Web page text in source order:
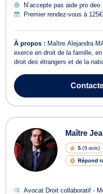
N’accepte pas aide pro deo
Premier rendez-vous à
À propos : Maître Alejandra
exerce en droit de la famille, en
droit des étrangers et de la
familiales telles que le divorce
prend éga...
Maître
5 (9 avis)
Répond
Avocat Droit collaboratif -